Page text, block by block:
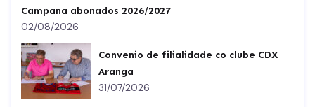
Campaña abonados 2026/2027
02/08/2026
Convenio de filialidade co clube CDX
Aranga
31/07/2026